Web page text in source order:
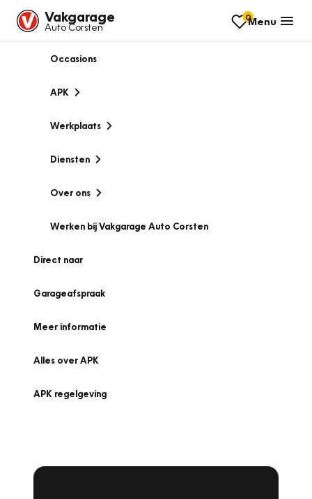
Vakgarage
Auto Corsten
0Menu
Occasions
APK
Werkplaats
Diensten
Over ons
Werken bij Vakgarage Auto Corsten
Direct naar
Garageafspraak
Meer informatie
Alles over APK
APK regelgeving